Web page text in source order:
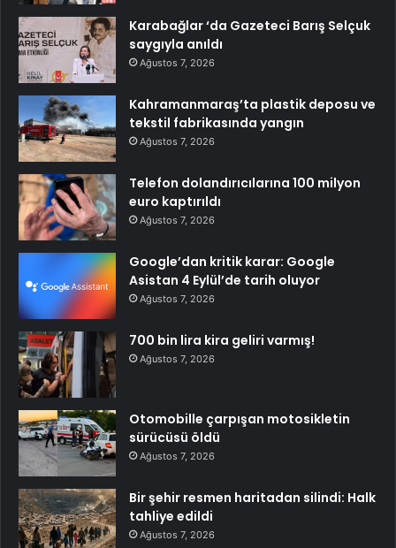
Karabağlar ‘da Gazeteci Barış Selçuk
saygıyla anıldı
Ağustos 7, 2026
Kahramanmaraş’ta plastik deposu ve
tekstil fabrikasında yangın
Ağustos 7, 2026
Telefon dolandırıcılarına 100 milyon
euro kaptırıldı
Ağustos 7, 2026
Google’dan kritik karar: Google
Asistan 4 Eylül’de tarih oluyor
Ağustos 7, 2026
700 bin lira kira geliri varmış!
Ağustos 7, 2026
Otomobille çarpışan motosikletin
sürücüsü öldü
Ağustos 7, 2026
Bir şehir resmen haritadan silindi: Halk
tahliye edildi
Ağustos 7, 2026